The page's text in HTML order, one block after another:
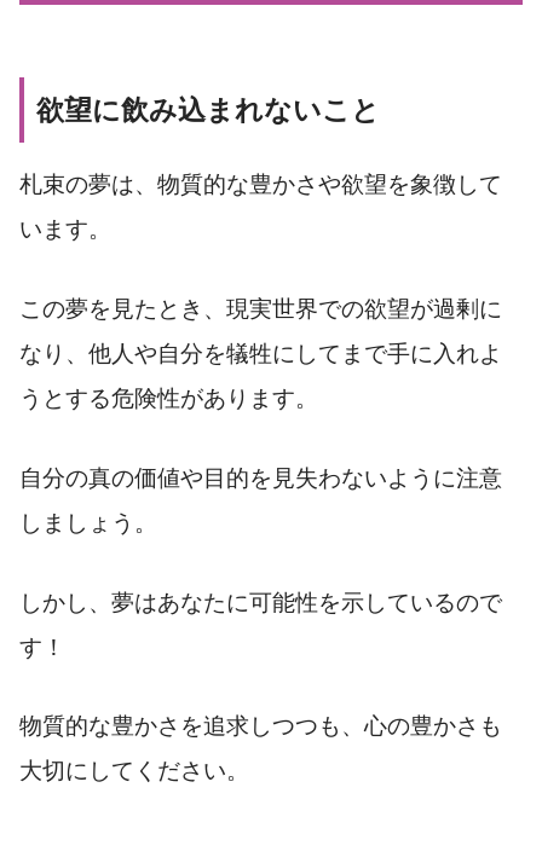
欲望に飲み込まれないこと
札束の夢は、物質的な豊かさや欲望を象徴して
います。
この夢を見たとき、現実世界での欲望が過剰に
なり、他人や自分を犠牲にしてまで手に入れよ
うとする危険性があります。
自分の真の価値や目的を見失わないように注意
しましょう。
しかし、夢はあなたに可能性を示しているので
す！
物質的な豊かさを追求しつつも、心の豊かさも
大切にしてください。